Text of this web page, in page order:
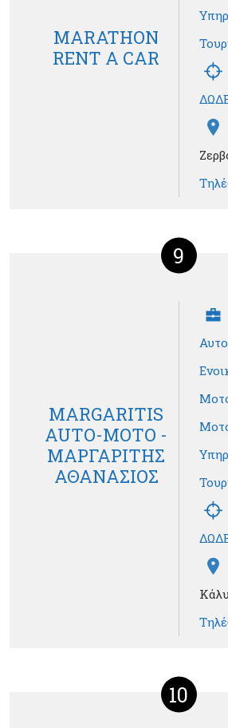
MARATHON
RENT A CAR
9
MARGARITIS
AUTO-MOTO -
ΜΑΡΓΑΡΙΤΗΣ
ΑΘΑΝΑΣΙΟΣ
10